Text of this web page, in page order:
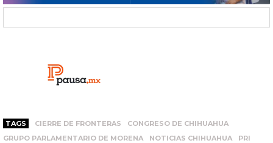
TAGS CIERRE DE FRONTERAS
CONGRESO DE CHIHUAHUA
GRUPO PARLAMENTARIO DE MORENA
NOTICIAS CHIHUAHUA PRI